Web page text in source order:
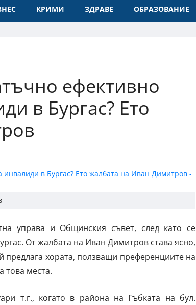
КРИМИ ЗДРАВЕ ОБРАЗОВАНИЕ
ефективно
в Бургас? Ето
управа и Общинския съвет, след като се
От жалбата на Иван Димитров става ясно,
предлага хората, ползващи преференциите на
това места.
т.г., когато в района на Гъбката на бул.